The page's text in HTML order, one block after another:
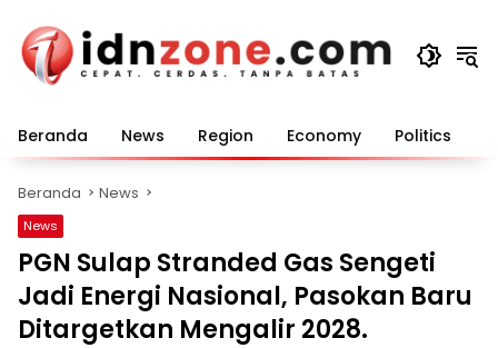
konten
Beranda News Region Economy Politics
Beranda News
News
PGN Sulap Stranded Gas Sengeti
Jadi Energi Nasional, Pasokan Baru
Ditargetkan Mengalir 2028.